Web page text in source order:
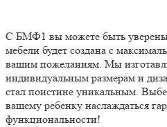
С БМФ1 вы можете быть уверены
мебели будет создана с
вашим пожеланиям. Мы
индивидуальным размерам и
стал поистине уникальным.
вашему ребенку наслаждаться
функциональности!